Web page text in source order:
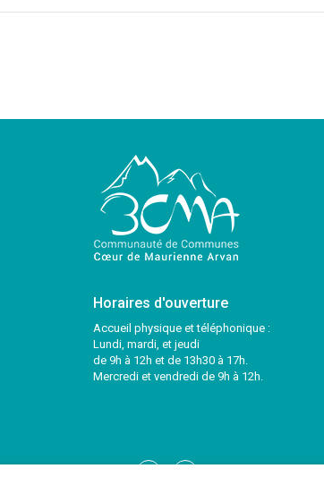
Horaires d'ouverture
Accueil physique et téléphonique :
Lundi, mardi, et jeudi
de 9h à 12h et de 13h30 à 17h.
Mercredi et vendredi de 9h à 12h.